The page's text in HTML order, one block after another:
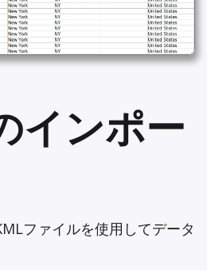
インポー
ファイルを使用してデータ